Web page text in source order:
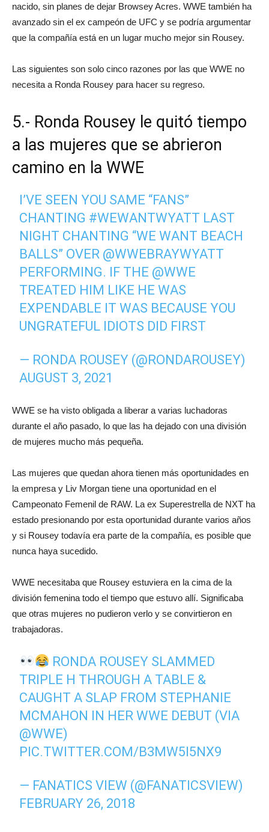
nacido, sin planes de dejar Browsey Acres. WWE también ha
avanzado sin el ex campeón de UFC y se podría argumentar
que la compañía está en un lugar mucho mejor sin Rousey.
Las siguientes son solo cinco razones por las que WWE no
necesita a Ronda Rousey para hacer su regreso.
5.- Ronda Rousey le quitó tiempo
a las mujeres que se abrieron
camino en la WWE
I’VE SEEN YOU SAME “FANS”
CHANTING #WEWANTWYATT LAST
NIGHT CHANTING “WE WANT BEACH
BALLS” OVER @WWEBRAYWYATT
PERFORMING. IF THE @WWE
TREATED HIM LIKE HE WAS
EXPENDABLE IT WAS BECAUSE YOU
UNGRATEFUL IDIOTS DID FIRST
— RONDA ROUSEY (@RONDAROUSEY)
AUGUST 3, 2021
WWE se ha visto obligada a liberar a varias luchadoras
durante el año pasado, lo que las ha dejado con una división
de mujeres mucho más pequeña.
Las mujeres que quedan ahora tienen más oportunidades en
la empresa y Liv Morgan tiene una oportunidad en el
Campeonato Femenil de RAW. La ex Superestrella de NXT ha
estado presionando por esta oportunidad durante varios años
y si Rousey todavía era parte de la compañía, es posible que
nunca haya sucedido.
WWE necesitaba que Rousey estuviera en la cima de la
división femenina todo el tiempo que estuvo allí. Significaba
que otras mujeres no pudieron verlo y se convirtieron en
trabajadoras.
RONDA ROUSEY SLAMMED
TRIPLE H THROUGH A TABLE &
CAUGHT A SLAP FROM STEPHANIE
MCMAHON IN HER WWE DEBUT (VIA
@WWE)
PIC.TWITTER.COM/B3MW5I5NX9
— FANATICS VIEW (@FANATICSVIEW)
FEBRUARY 26, 2018